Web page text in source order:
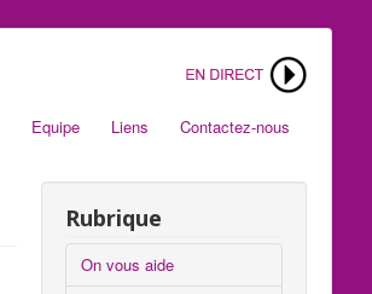
Equipe Liens Contactez-nous
Rubrique
On vous aide